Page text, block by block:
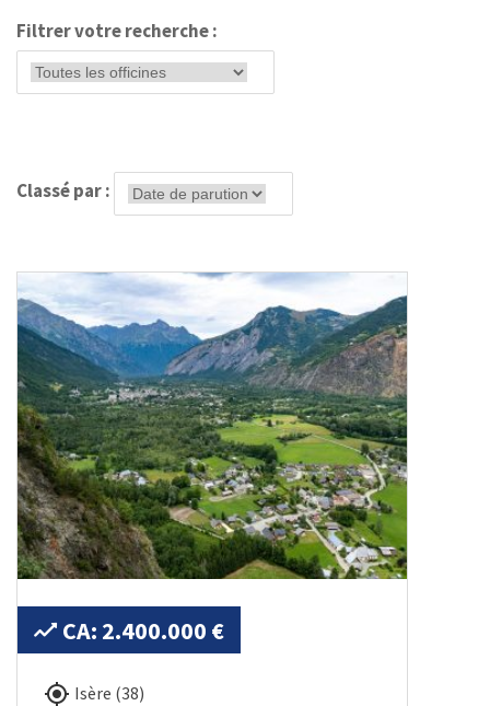
Filtrer votre recherche :
Classé par :
CA: 2.400.000 €
Isère (38)